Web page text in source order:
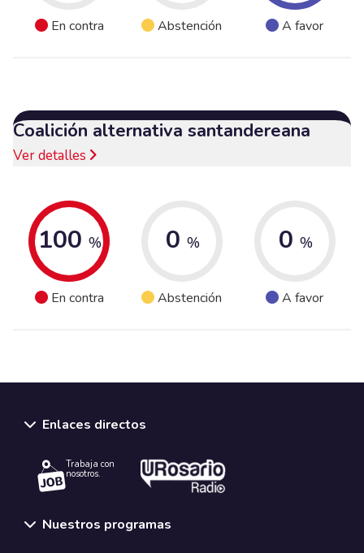
En contra Abstención A favor
Coalición alternativa santandereana
Ver detalles
100 %
En contra
0 %
Abstención
0 %
A favor
Enlaces directos
Trabaja con
nosotros.
Nuestros programas